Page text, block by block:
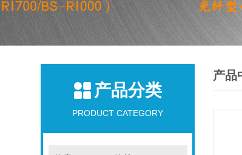
产品分类
PRODUCT CATEGORY
产品